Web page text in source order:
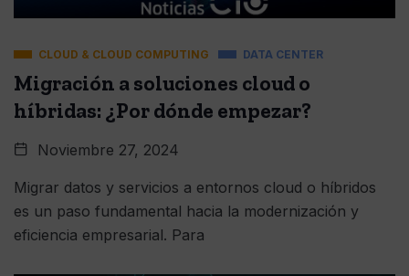
CLOUD & CLOUD COMPUTING DATA CENTER
Migración a soluciones cloud o
híbridas: ¿Por dónde empezar?
Noviembre 27, 2024
Migrar datos y servicios a entornos cloud o híbridos
es un paso fundamental hacia la modernización y
eficiencia empresarial. Para